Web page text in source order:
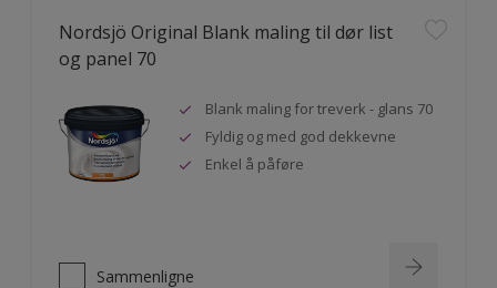
Nordsjö Original Blank maling til dør list
og panel 70
Blank maling for treverk - glans 70
Fyldig og med god dekkevne
Enkel å påføre
Sammenligne